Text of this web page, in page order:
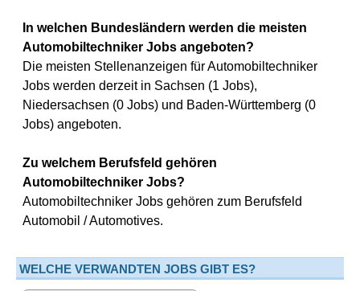
In welchen Bundesländern werden die meisten
Automobiltechniker Jobs angeboten?
Die meisten Stellenanzeigen für Automobiltechniker
Jobs werden derzeit in Sachsen (1 Jobs),
Niedersachsen (0 Jobs) und Baden-Württemberg (0
Jobs) angeboten.
Zu welchem Berufsfeld gehören
Automobiltechniker Jobs?
Automobiltechniker Jobs gehören zum Berufsfeld
Automobil / Automotives.
WELCHE VERWANDTEN JOBS GIBT ES?